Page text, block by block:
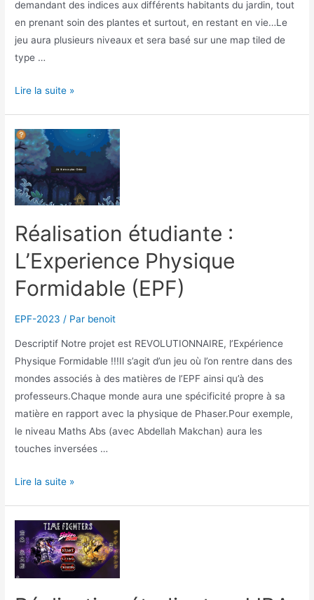
demandant des indices aux différents habitants du jardin, tout
en prenant soin des plantes et surtout, en restant en vie…Le
jeu aura plusieurs niveaux et sera basé sur une map tiled de
type …
Réalisation
Alice
In
Jardiland
Lire la suite »
Réalisation étudiante :
L’Experience Physique
Formidable (EPF)
EPF-2023 / Par benoit
Descriptif Notre projet est REVOLUTIONNAIRE, l’Expérience
Physique Formidable !!!Il s’agit d’un jeu où l’on rentre dans des
mondes associés à des matières de l’EPF ainsi qu’à des
professeurs.Chaque monde aura une spécificité propre à sa
matière en rapport avec la physique de Phaser.Pour exemple,
le niveau Maths Abs (avec Abdellah Makchan) aura les
touches inversées …
Réalisation
L’Experience
Physique
Formidable
Lire la suite »